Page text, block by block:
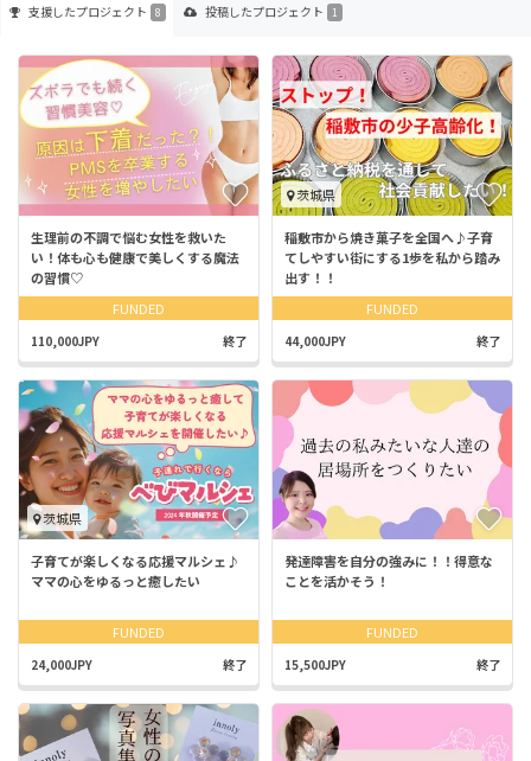
支援したプロジェクト 8 投稿したプロジェクト 1
生理前の不調で悩む女性を救いた
い！体も心も健康で美しくする魔法
の習慣♡
FUNDED
110,000JPY 終了
茨城県
稲敷市から焼き菓子を全国へ♪子育
てしやすい街にする1歩を私から踏み
出す！！
FUNDED
44,000JPY 終了
茨城県
子育てが楽しくなる応援マルシェ♪
ママの心をゆるっと癒したい
FUNDED
24,000JPY 終了
発達障害を自分の強みに！！得意な
ことを活かそう！
FUNDED
15,500JPY 終了